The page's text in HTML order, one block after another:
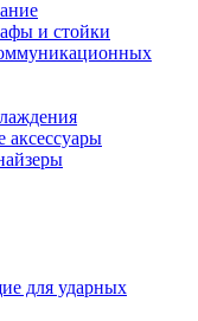
и стойки
аксессуары
для ударных